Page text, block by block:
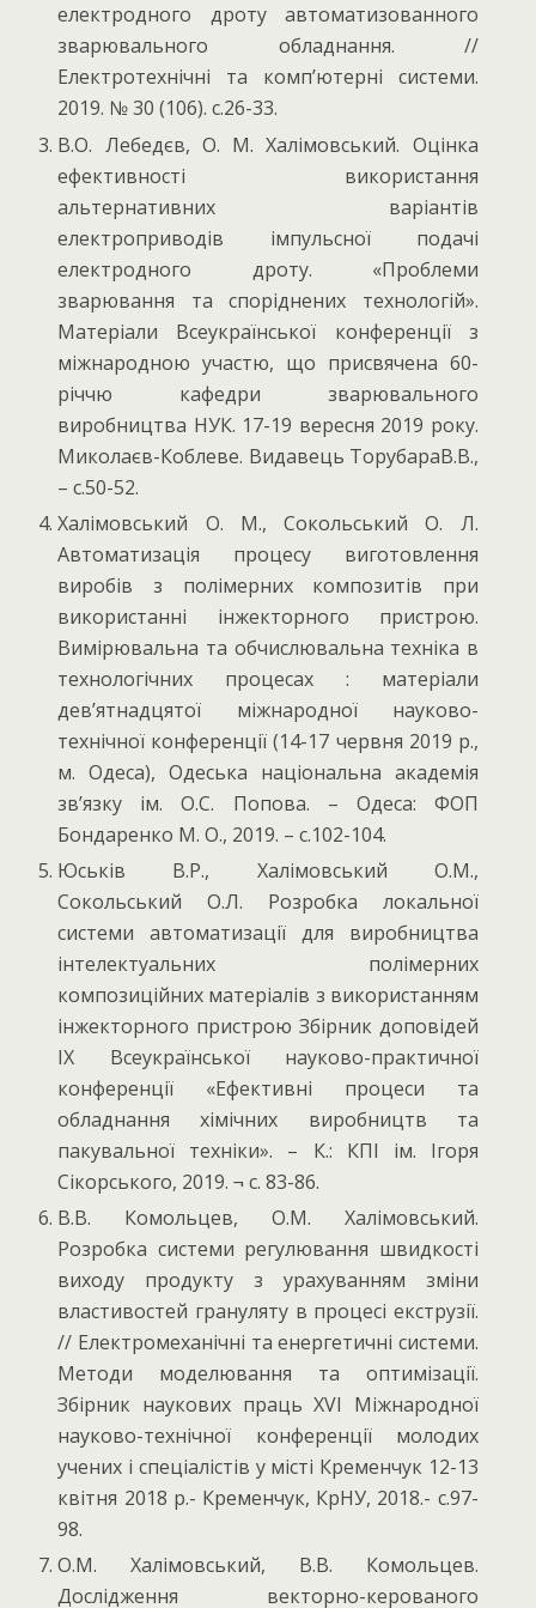
електродного дроту автоматизованного
зварювального обладнання. //
Електротехнічні та комп’ютерні системи.
2019. № 30 (106). с.26-33.
В.О. Лебедєв, О. М. Халімовський. Оцінка
ефективності використання
альтернативних варіантів
електроприводів імпульсної подачі
електродного дроту. «Проблеми
зварювання та споріднених технологій».
Матеріали Всеукраїнської конференції з
міжнародною участю, що присвячена 60-
річчю кафедри зварювального
виробництва НУК. 17-19 вересня 2019 року.
Миколаєв-Коблеве. Видавець ТорубараВ.В.,
– с.50-52.
Халімовський О. М., Сокольський О. Л.
Автоматизація процесу виготовлення
виробів з полімерних композитів при
використанні інжекторного пристрою.
Вимірювальна та обчислювальна техніка в
технологічних процесах : матеріали
дев’ятнадцятої міжнародної науково-
технічної конференції (14-17 червня 2019 р.,
м. Одеса), Одеська національна академія
зв’язку ім. О.С. Попова. – Одеса: ФОП
Бондаренко М. О., 2019. – с.102-104.
Юськів В.Р., Халімовський О.М.,
Сокольський О.Л. Розробка локальної
системи автоматизації для виробництва
інтелектуальних полімерних
композиційних матеріалів з використанням
інжекторного пристрою Збірник доповідей
ІХ Всеукраїнської науково-практичної
конференції «Ефективні процеси та
обладнання хімічних виробництв та
пакувальної техніки». – К.: КПІ ім. Ігоря
Сікорського, 2019. ¬ с. 83-86.
В.В. Комольцев, О.М. Халімовський.
Розробка системи регулювання швидкості
виходу продукту з урахуванням зміни
властивостей грануляту в процесі екструзії.
// Електромеханічні та енергетичні системи.
Методи моделювання та оптимізації.
Збірник наукових праць XVI Міжнародної
науково-технічної конференції молодих
учених і спеціалістів у місті Кременчук 12-13
квітня 2018 р.- Кременчук, КрНУ, 2018.- c.97-
98.
О.М. Халімовський, В.В. Комольцев.
Дослідження векторно-керованого